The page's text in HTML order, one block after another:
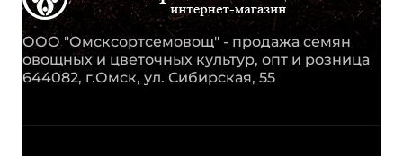
ООО "Омсксортсемовощ" - продажа семян
овощных и цветочных культур, опт и розница
644082, г.Омск, ул. Сибирская, 55